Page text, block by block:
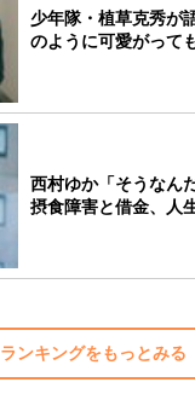
少年隊・植草克秀が
のように可愛がって
西村ゆか「そうなん
摂食障害と借金、人
ランキングをもっとみる